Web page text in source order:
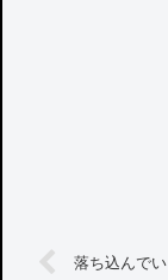
落ち込んで